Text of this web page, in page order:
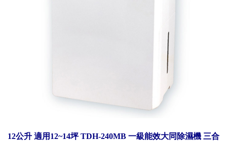
12公升 適用12~14坪 TDH-240MB 一級能效大同除濕機 三合